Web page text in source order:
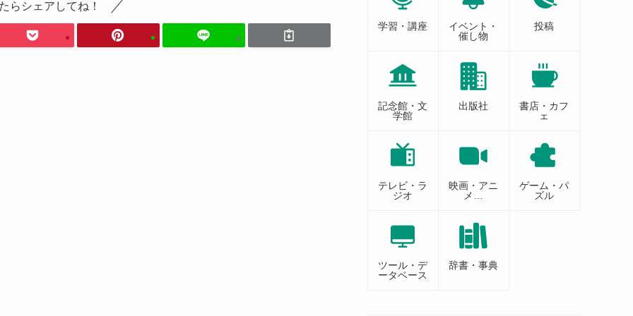
らシェアしてね！
学習・講座
イベント・
催し物
投稿
記念館・文
学館
出版社
書店・カフ
ェ
テレビ・ラ
ジオ
映画・アニ
メ…
ゲーム・パ
ズル
ツール・デ
ータベース
辞書・事典